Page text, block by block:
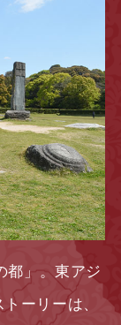
都」。東アジ
ーリーは、